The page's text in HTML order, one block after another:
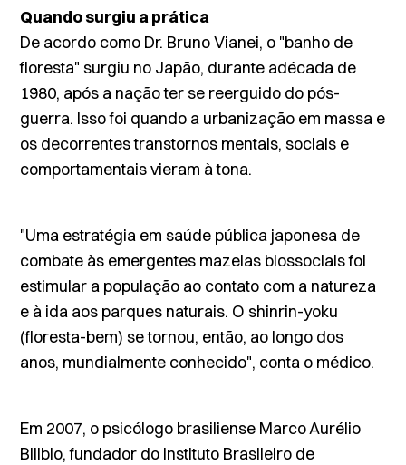
Quando surgiu a prática
De acordo como Dr. Bruno Vianei, o "banho de
floresta" surgiu no Japão, durante adécada de
1980, após a nação ter se reerguido do pós-
guerra. Isso foi quando a urbanização em massa e
os decorrentes transtornos mentais, sociais e
comportamentais vieram à tona.
"Uma estratégia em saúde pública japonesa de
combate às emergentes mazelas biossociais foi
estimular a população ao contato com a natureza
e à ida aos parques naturais. Oshinrin-yoku
(floresta-bem) se tornou, então, ao longo dos
anos, mundialmente conhecido", conta o médico.
Em 2007, o psicólogo brasiliense Marco Aurélio
Bilibio, fundador do Instituto Brasileiro de